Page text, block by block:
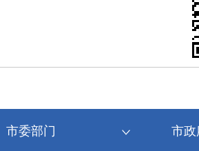
市委部门 市政